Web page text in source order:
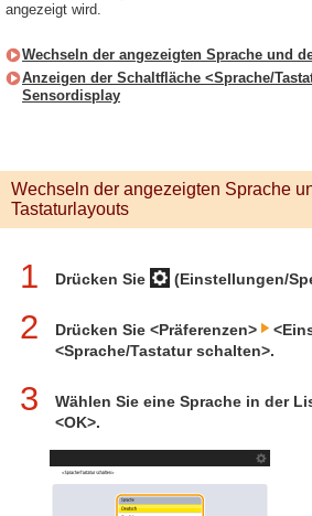
angezeigt wird.
Wechseln der angezeigten Sprache und
Anzeigen der Schaltfläche <Sprache/
Sensordisplay
Wechseln der angezeigten Sprache
Tastaturlayouts
1 Drücken Sie (Einstellungen/
2 Drücken Sie <Präferenzen>
<Sprache/Tastatur schalten>.
3
Wählen Sie eine Sprache in der
<OK>.